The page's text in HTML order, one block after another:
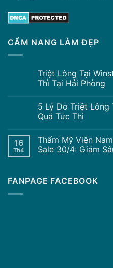
CẨM NANG LÀM ĐẸP
Triệt Lông Tại
Thì Tại Hải Phòng
5 Lý Do Triệt Lông
Quả Tức Thì
16
Th4
Thẩm Mỹ Viện
Sale 30/4: Giảm
FANPAGE FACEBOOK